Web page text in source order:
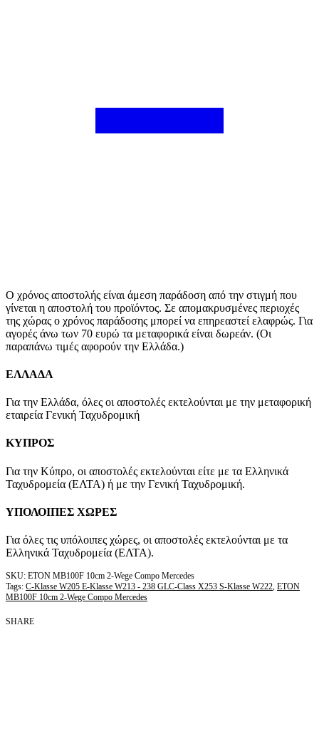
Ο χρόνος αποστολής είναι άμεση παράδοση από την στιγμή που
γίνεται η αποστολή του προϊόντος. Σε απομακρυσμένες περιοχές
της χώρας ο χρόνος παράδοσης μπορεί να επηρεαστεί ελαφρώς. Για
αγορές άνω των 70 ευρώ τα μεταφορικά είναι δωρεάν. (Οι
παραπάνω τιμές αφορούν την Ελλάδα.)
ΕΛΛΑΔΑ
Για την Ελλάδα, όλες οι αποστολές εκτελούνται με την μεταφορική
εταιρεία Γενική Ταχυδρομική
ΚΥΠΡΟΣ
Για την Κύπρο, οι αποστολές εκτελούνται είτε με τα Ελληνικά
Ταχυδρομεία (ΕΛΤΑ) ή με την Γενική Ταχυδρομική.
ΥΠΟΛΟΙΠΕΣ ΧΩΡΕΣ
Για όλες τις υπόλοιπες χώρες, οι αποστολές εκτελούνται με τα
Ελληνικά Ταχυδρομεία (ΕΛΤΑ).
ETON MB100F 10cm 2-Wege Compo Mercedes
Tags: C-Klasse W205 E-Klasse W213 - 238 GLC-Class X253 S-Klasse W222, ETON
MB100F 10cm 2-Wege Compo Mercedes
SHARE